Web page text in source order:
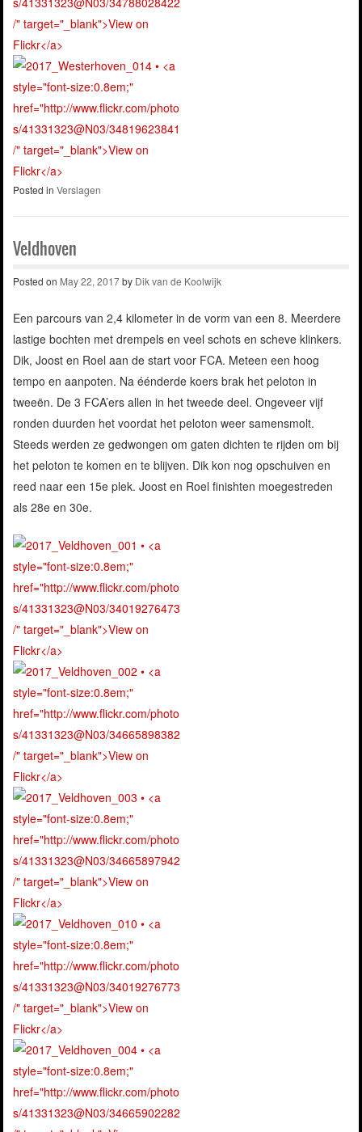
Posted in Verslagen
Veldhoven
Posted on May 22, 2017by Dik van de Koolwijk
Een parcours van 2,4 kilometer in de vorm van een 8. Meerdere
lastige bochten met drempels en veel schots en scheve klinkers.
Dik, Joost en Roel aan de start voor FCA. Meteen een hoog
tempo en aanpoten. Na éénderde koers brak het peloton in
tweeën. De 3 FCA’ers allen in het tweede deel. Ongeveer vijf
ronden duurden het voordat het peloton weer samensmolt.
Steeds werden ze gedwongen om gaten dichten te rijden om bij
het peloton te komen en te blijven. Dik kon nog opschuiven en
reed naar een 15e plek. Joost en Roel finishten moegestreden
als 28e en 30e.